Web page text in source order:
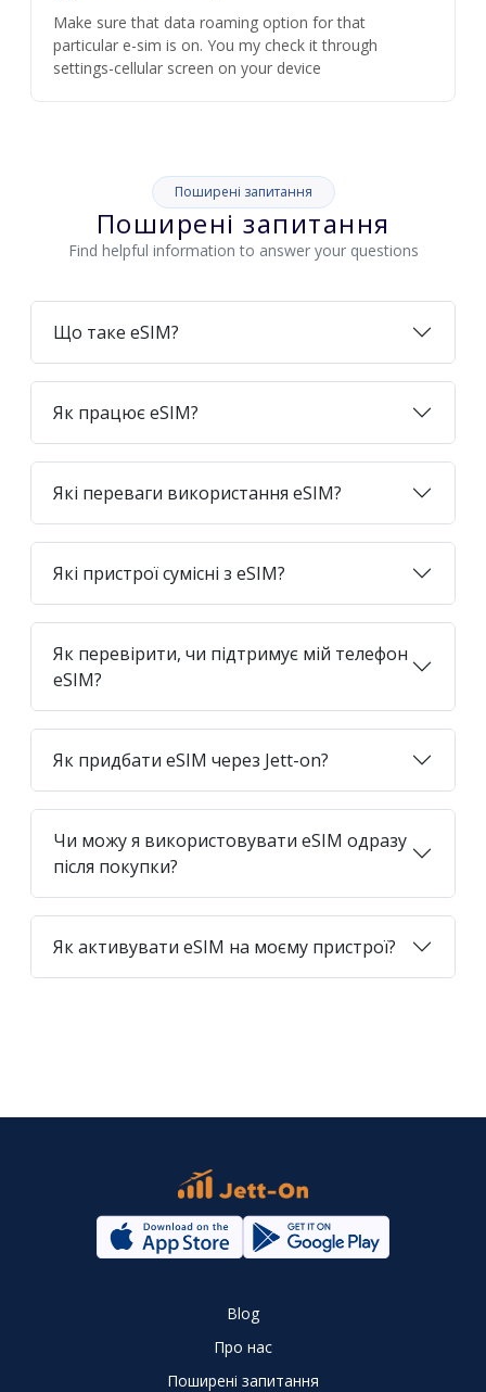
Make sure that data roaming option for that
particular e-sim is on. You my check it through
settings-cellular screen on your device
Поширені запитання
Поширені запитання
Find helpful information to answer your questions
Що таке eSIM?
Як працює eSIM?
Які переваги використання eSIM?
Які пристрої сумісні з eSIM?
Як перевірити, чи підтримує мій телефон
eSIM?
Як придбати eSIM через Jett-on?
Чи можу я використовувати eSIM одразу
після покупки?
Як активувати eSIM на моєму пристрої?
Blog
Про нас
Поширені запитання